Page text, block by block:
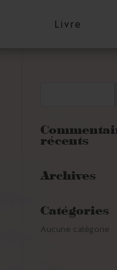
Livre
récents
Archives
Catégories
Aucune catégorie